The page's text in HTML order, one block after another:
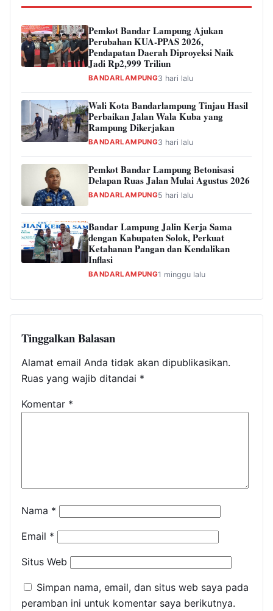
Pemkot Bandar Lampung Ajukan
Perubahan KUA-PPAS 2026,
Pendapatan Daerah Diproyeksi Naik
Jadi Rp2,999 Triliun
BANDARLAMPUNG3 hari lalu
Wali Kota Bandarlampung Tinjau Hasil
Perbaikan Jalan Wala Kuba yang
Rampung Dikerjakan
BANDARLAMPUNG3 hari lalu
Pemkot Bandar Lampung Betonisasi
Delapan Ruas Jalan Mulai Agustus 2026
BANDARLAMPUNG5 hari lalu
Bandar Lampung Jalin Kerja Sama
dengan Kabupaten Solok, Perkuat
Ketahanan Pangan dan Kendalikan
Inflasi
BANDARLAMPUNG1 minggu lalu
Tinggalkan Balasan
Alamat email Anda tidak akan dipublikasikan.
Ruas yang wajib ditandai *
Komentar *
Nama *
Email *
Situs Web
Simpan nama, email, dan situs web saya pada
peramban ini untuk komentar saya berikutnya.